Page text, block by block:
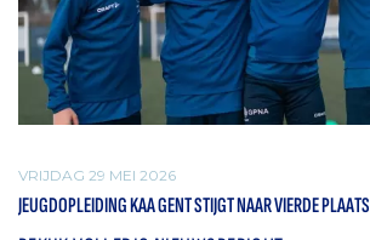
VRIJDAG 29 MEI 2026
JEUGDOPLEIDING KAA GENT STIJGT NAAR VIERDE PLAATS